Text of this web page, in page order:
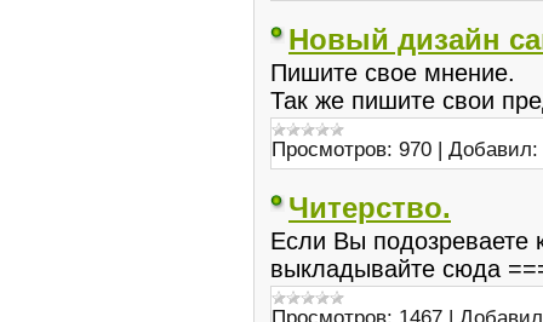
Новый дизайн
Пишите свое мнение.
Так же пишите свои
Просмотров: 970 | Добавил:
Читерство.
Если Вы подозреваете
выкладывайте сюда
Просмотров: 1467 |